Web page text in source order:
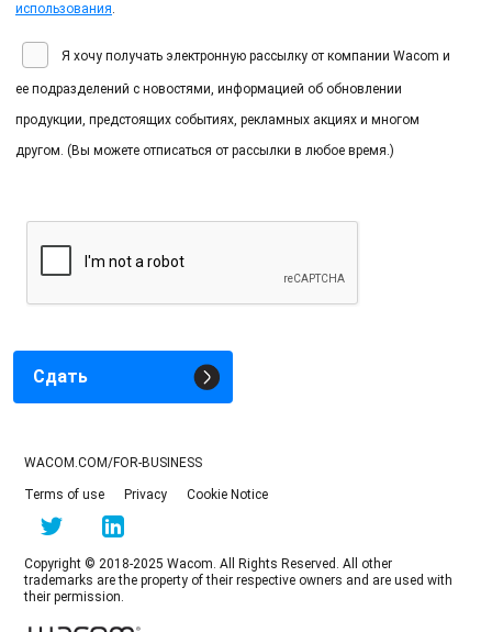
использования.
Я хочу получать электронную рассылку от компании Wacom и
ее подразделений с новостями, информацией об обновлении
продукции, предстоящих событиях, рекламных акциях и многом
другом. (Вы можете отписаться от рассылки в любое время.)
Сдать
WACOM.COM/FOR-BUSINESS
Terms of use Privacy Cookie Notice
Copyright © 2018-2025 Wacom. All Rights Reserved. All other
trademarks are the property of their respective owners and are used with
their permission.